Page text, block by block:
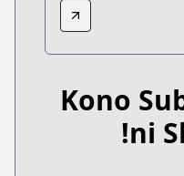
https://
Kono
ni